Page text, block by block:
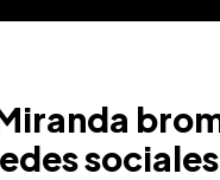
sociales